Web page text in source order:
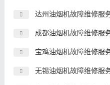
达州油烟机故障维修服
成都油烟机故障维修服
宝鸡油烟机故障维修服
无锡油烟机故障维修服